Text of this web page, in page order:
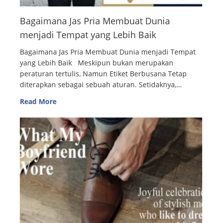
Bagaimana Jas Pria Membuat Dunia
menjadi Tempat yang Lebih Baik
Bagaimana Jas Pria Membuat Dunia menjadi Tempat
yang Lebih Baik Meskipun bukan merupakan
peraturan tertulis, Namun Etiket Berbusana Tetap
diterapkan sebagai sebuah aturan. Setidaknya,…
Read More